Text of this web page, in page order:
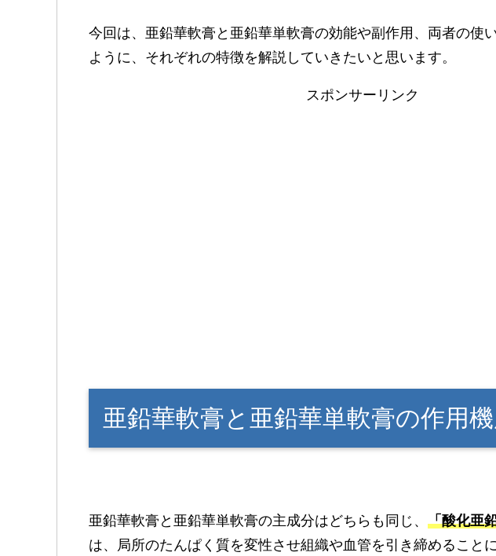
今回は、亜鉛華軟膏と亜鉛華単軟膏の効能や副作用、両者の使
ように、それぞれの特徴を解説していきたいと思います。
スポンサーリンク
亜鉛華軟膏と亜鉛華単軟膏の作用
亜鉛華軟膏と亜鉛華単軟膏の主成分はどちらも同じ、 「酸化亜
は、局所のたんぱく質を変性させ組織や血管を引き締めること